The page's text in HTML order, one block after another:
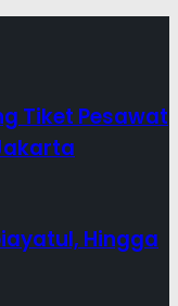
Tiket Pesawat
Hingga